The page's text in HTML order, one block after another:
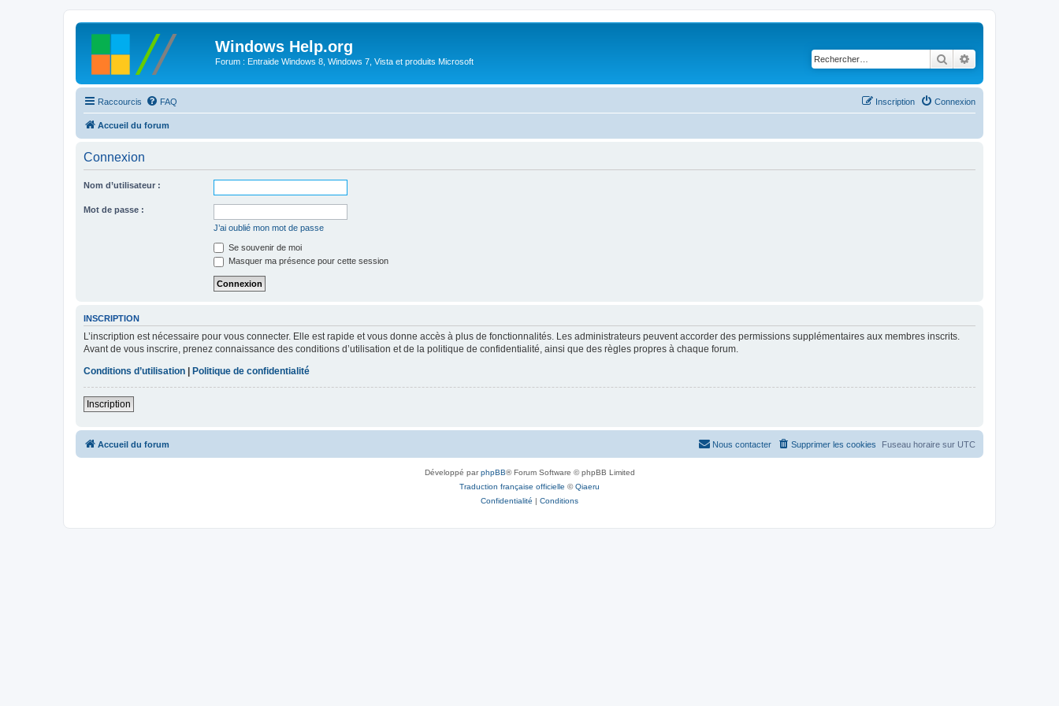
Windows Help.org
Forum : Entraide Windows 8, Windows 7, Vista et produits Microsoft Rechercher
Raccourcis FAQ Connexion
Inscription
Accueil du forum
Connexion
Nom d’utilisateur :
Mot de passe :
J’ai oublié mon mot de passe
Se souvenir de moi
Masquer ma présence pour cette session
INSCRIPTION
L’inscription est nécessaire pour vous connecter. Elle est rapide et vous donne accès à plus de fonctionnalités. Les administrateurs peuvent accorder des permissions supplémentaires aux membres inscrits.
Avant de vous inscrire, prenez connaissance des conditions d’utilisation et de la politique de confidentialité, ainsi que des règles propres à chaque forum.
Conditions d’utilisation
Politique de confidentialité
Inscription
Accueil du forum Fuseau horaire sur UTC
Supprimer les cookies
Nous contacter
Développé parphpBB® Forum Software © phpBB Limited
Traduction française officielle ©Qiaeru
Confidentialité | Conditions